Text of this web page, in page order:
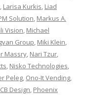
, Larisa Kurkis, Liad
Solution, Markus A.
Vision, Michael
Group, Miki Klein,
Massry, Nari Tzur,
, Nisko Technologies,
Peleg, Ono-It Vending,
Design, Phoenix